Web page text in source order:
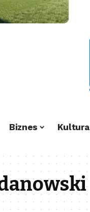
Biznes Kultura